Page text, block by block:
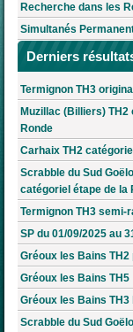
Recherche dans les
Simultanés
Derniers
Termignon TH3
Muzillac (Billiers)
Ronde
Carhaix TH2
Scrabble du Sud
catégoriel étape de la
Termignon TH3 semi-
SP du 01/09/2025 au
Gréoux les Bains
Gréoux les Bains TH5
Gréoux les Bains TH3
Scrabble du Sud